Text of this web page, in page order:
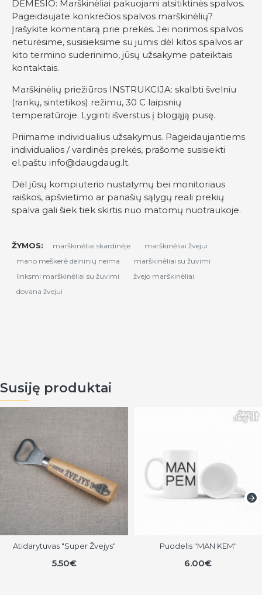
DĖMESIO: Marškinėliai pakuojami atsitiktinės spalvos.
Pageidaujate konkrečios spalvos marškinėlių?
Įrašykite komentarą prie prekės. Jei norimos spalvos
neturėsime, susisieksime su jumis dėl kitos spalvos ar
kito termino suderinimo, jūsų užsakyme pateiktais
kontaktais.
Marškinėlių priežiūros INSTRUKCIJA: skalbti švelniu
(rankų, sintetikos) režimu, 30 C laipsnių
temperatūroje. Lyginti išverstus į blogąją pusę.
Priimame individualius užsakymus. Pageidaujantiems
individualios / vardinės prekės, prašome susisiekti
el.paštu info@daugdaug.lt.
Dėl jūsų kompiuterio nustatymų bei monitoriaus
raiškos, apšvietimo ar panašių sąlygų reali prekių
spalva gali šiek tiek skirtis nuo matomų nuotraukoje.
ŽYMOS: marškinėliai skardinėje
marškinėliai žvejui
mano meškerė delninių neima
marškinėliai su žuvimi
linksmi marškinėliai su žuvimi
žvejo marškinėliai
dovana žvejui
Susiję produktai
Atidarytuvas "Super Žvejys"
5.50€
Puodelis "MAN KEM"
6.00€